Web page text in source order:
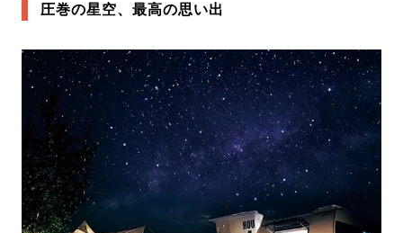
圧巻の星空、最高の思い出